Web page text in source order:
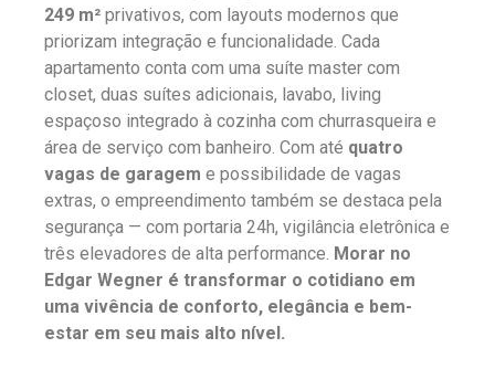
249 m² privativos, com layouts modernos que
priorizam integração e funcionalidade. Cada
apartamento conta com uma suíte master com
closet, duas suítes adicionais, lavabo, living
espaçoso integrado à cozinha com churrasqueira e
área de serviço com banheiro. Com até quatro
vagas de garagem e possibilidade de vagas
extras, o empreendimento também se destaca pela
segurança — com portaria 24h, vigilância eletrônica e
três elevadores de alta performance. Morar no
Edgar Wegner é transformar o cotidiano em
uma vivência de conforto, elegância e bem-
estar em seu mais alto nível.